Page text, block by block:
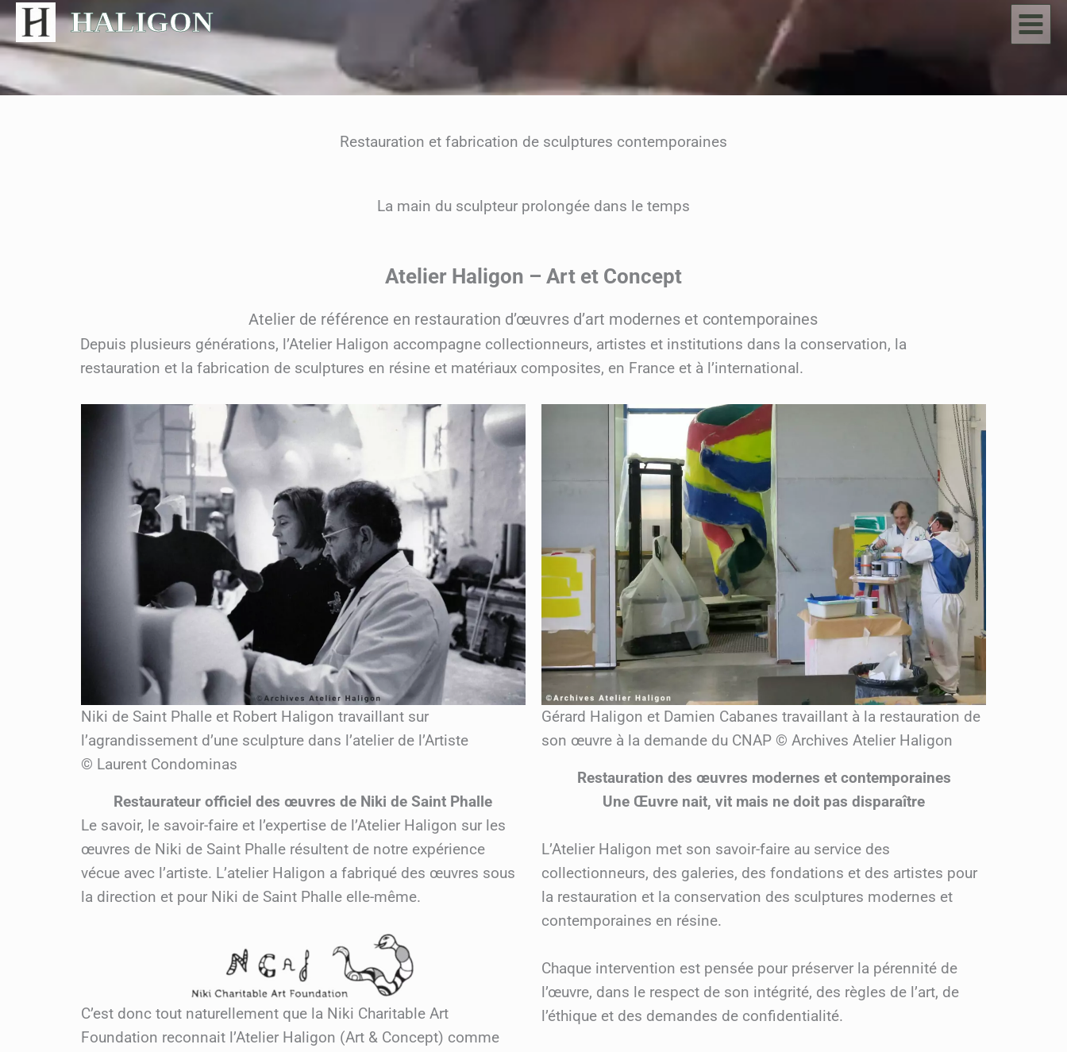
Aller
contenu
HALIGON
Restauration et fabrication de sculptures contemporaines
La main du sculpteur prolongée dans le temps
Atelier Haligon – Art et Concept
Atelier de référence en restauration d’œuvres d’art modernes et contemporaines
Depuis plusieurs générations, l’Atelier Haligon accompagne collectionneurs, artistes et institutions dans la conservation, la
restauration et la fabrication de sculptures en résine et matériaux composites, en France et à l’international.
Niki de Saint Phalle et Robert Haligon travaillant sur
l’agrandissement d’une sculpture dans l’atelier de l’Artiste
© Laurent Condominas
Restaurateur officiel des œuvres de Niki de Saint Phalle
Le savoir, le savoir-faire et l’expertise de l’Atelier Haligon sur les
œuvres de Niki de Saint Phalle résultent de notre expérience
vécue avec l’artiste. L’atelier Haligon a fabriqué des œuvres sous
la direction et pour Niki de Saint Phalle elle-même.
C’est donc tout naturellement que la Niki Charitable Art
Foundation reconnait l’Atelier Haligon (Art & Concept) comme
Gérard Haligon et Damien Cabanes travaillant à la restauration de
son œuvre à la demande du CNAP © Archives Atelier Haligon
Restauration des œuvres modernes et contemporaines
Une Œuvre nait, vit mais ne doit pas disparaître
L’Atelier Haligon met son savoir-faire au service des
collectionneurs, des galeries, des fondations et des artistes pour
la restauration et la conservation des sculptures modernes et
contemporaines en résine.
Chaque intervention est pensée pour préserver la pérennité de
l’œuvre, dans le respect de son intégrité, des règles de l’art, de
l’éthique et des demandes de confidentialité.